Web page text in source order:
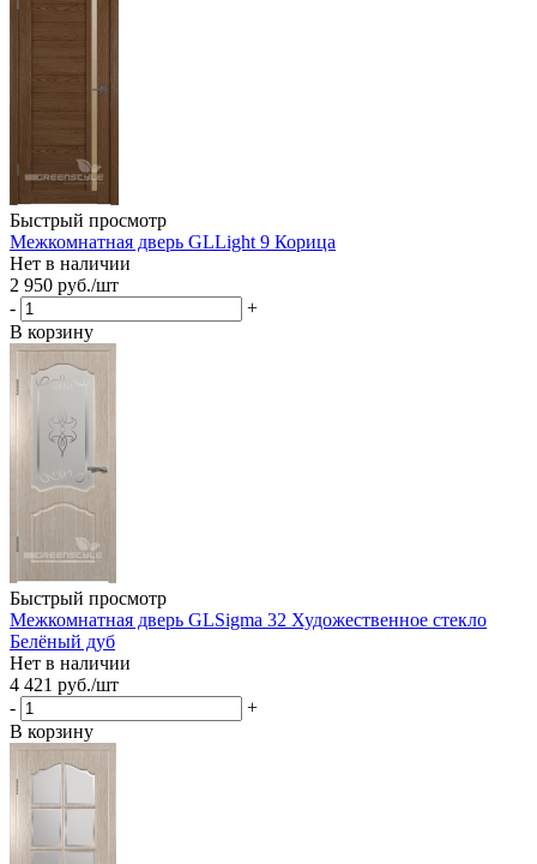
Быстрый просмотр
Межкомнатная дверь GLLight 9 Корица
Нет в наличии
2 950 руб./шт
-
+
В корзину
Быстрый просмотр
Межкомнатная дверь GLSigma 32 Художественное стекло
Белёный дуб
Нет в наличии
4 421 руб./шт
-
+
В корзину